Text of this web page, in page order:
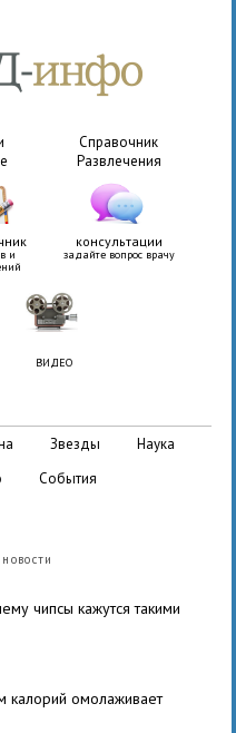
Справочник
Развлечения
и
консультации
задайте вопрос врачу
ВИДЕО
звезды
наука
события
чипсы кажутся такими
калорий омолаживает